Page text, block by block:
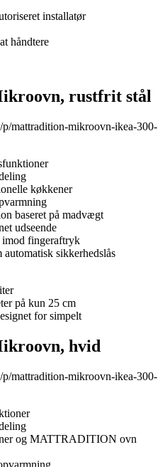
installatør
håndtere
rustfrit stål
mattradition-mikroovn-ikea-300-
køkkener
baseret på madvægt
udseende
imod fingeraftryk
sikkerhedslås
på kun 25 cm
for simpelt
hvid
mattradition-mikroovn-ikea-300-
og MATTRADITION ovn